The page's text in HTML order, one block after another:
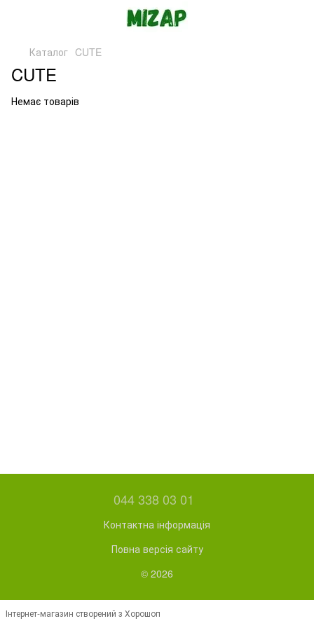
Каталог CUTE
CUTE
Немає товарів
044 338 03 01
Контактна інформація
Повна версія сайту
© 2026
Інтернет-магазин створений з Хорошоп